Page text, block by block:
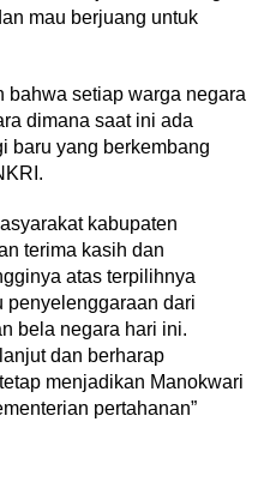
mau berjuang untuk
bahwa setiap warga negara
dimana saat ini ada
baru yang berkembang
kabupaten
terima kasih dan
atas terpilihnya
penyelenggaraan dari
bela negara hari ini.
dan berharap
menjadikan Manokwari
pertahanan”